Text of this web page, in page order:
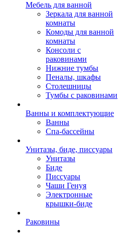
Мебель для ванной
Зеркала для ванной
комнаты
Комоды для ванной
комнаты
Консоли с
раковинами
Нижние тумбы
Пеналы, шкафы
Столешницы
Тумбы с раковинами
Ванны и комплектующие
Ванны
Спа-бассейны
Унитазы, биде, писсуары
Унитазы
Биде
Писсуары
Чаши Генуя
Электронные
крышки-биде
Раковины